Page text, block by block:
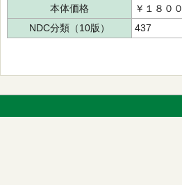
本体価格
￥１８００
NDC分類（10版）
437